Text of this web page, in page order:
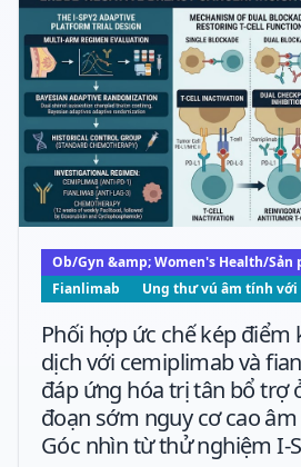
Ob/Gyn &amp; Women's Health/Sản
Fianlimab
Ung thư vú âm tính với
Phối hợp ức chế kép
dịch với cemiplimab và
đáp ứng hóa trị tân bổ trợ
đoạn sớm nguy cơ cao âm
Góc nhìn từ thử nghiệm I-